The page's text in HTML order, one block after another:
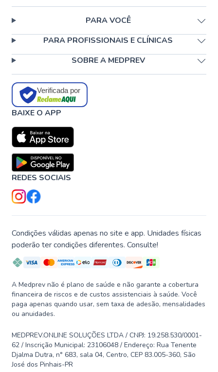
PARA VOCÊ
PARA PROFISSIONAIS E CLÍNICAS
SOBRE A MEDPREV
Verificada por
BAIXE O APP
REDES SOCIAIS
Condições válidas apenas no site e app. Unidades físicas
poderão ter condições diferentes. Consulte!
A Medprev não é plano de saúde e não garante a cobertura
financeira de riscos e de custos assistenciais à saúde. Você
paga apenas quando usar, sem taxa de adesão, mensalidades
ou anuidades.
MEDPREV.ONLINE SOLUÇÕES LTDA / CNPJ: 19.258.530/0001-
62 / Inscrição Municipal: 23106048 / Endereço: Rua Tenente
Djalma Dutra, n° 683, sala 04, Centro, CEP 83.005-360, São
José dos Pinhais-PR